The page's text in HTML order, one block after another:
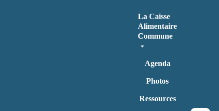
La Caisse
Alimentaire
Commune
Agenda
Photos
Ressources